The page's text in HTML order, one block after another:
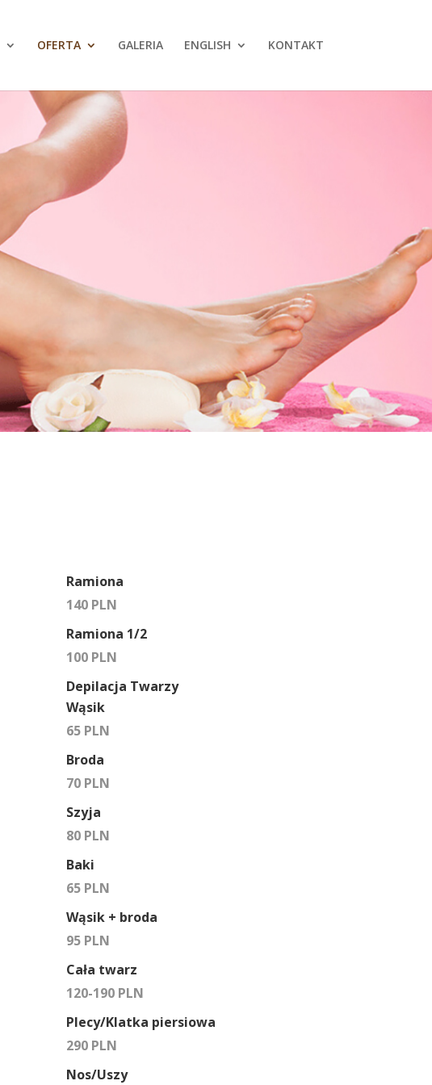
OFERTA GALERIA ENGLISH KONTAKT
Ramiona
140 PLN
Ramiona 1/2
100 PLN
Depilacja Twarzy
Wąsik
65 PLN
Broda
70 PLN
Szyja
80 PLN
Baki
65 PLN
Wąsik + broda
95 PLN
Cała twarz
120-190 PLN
Plecy/Klatka piersiowa
290 PLN
Nos/Uszy